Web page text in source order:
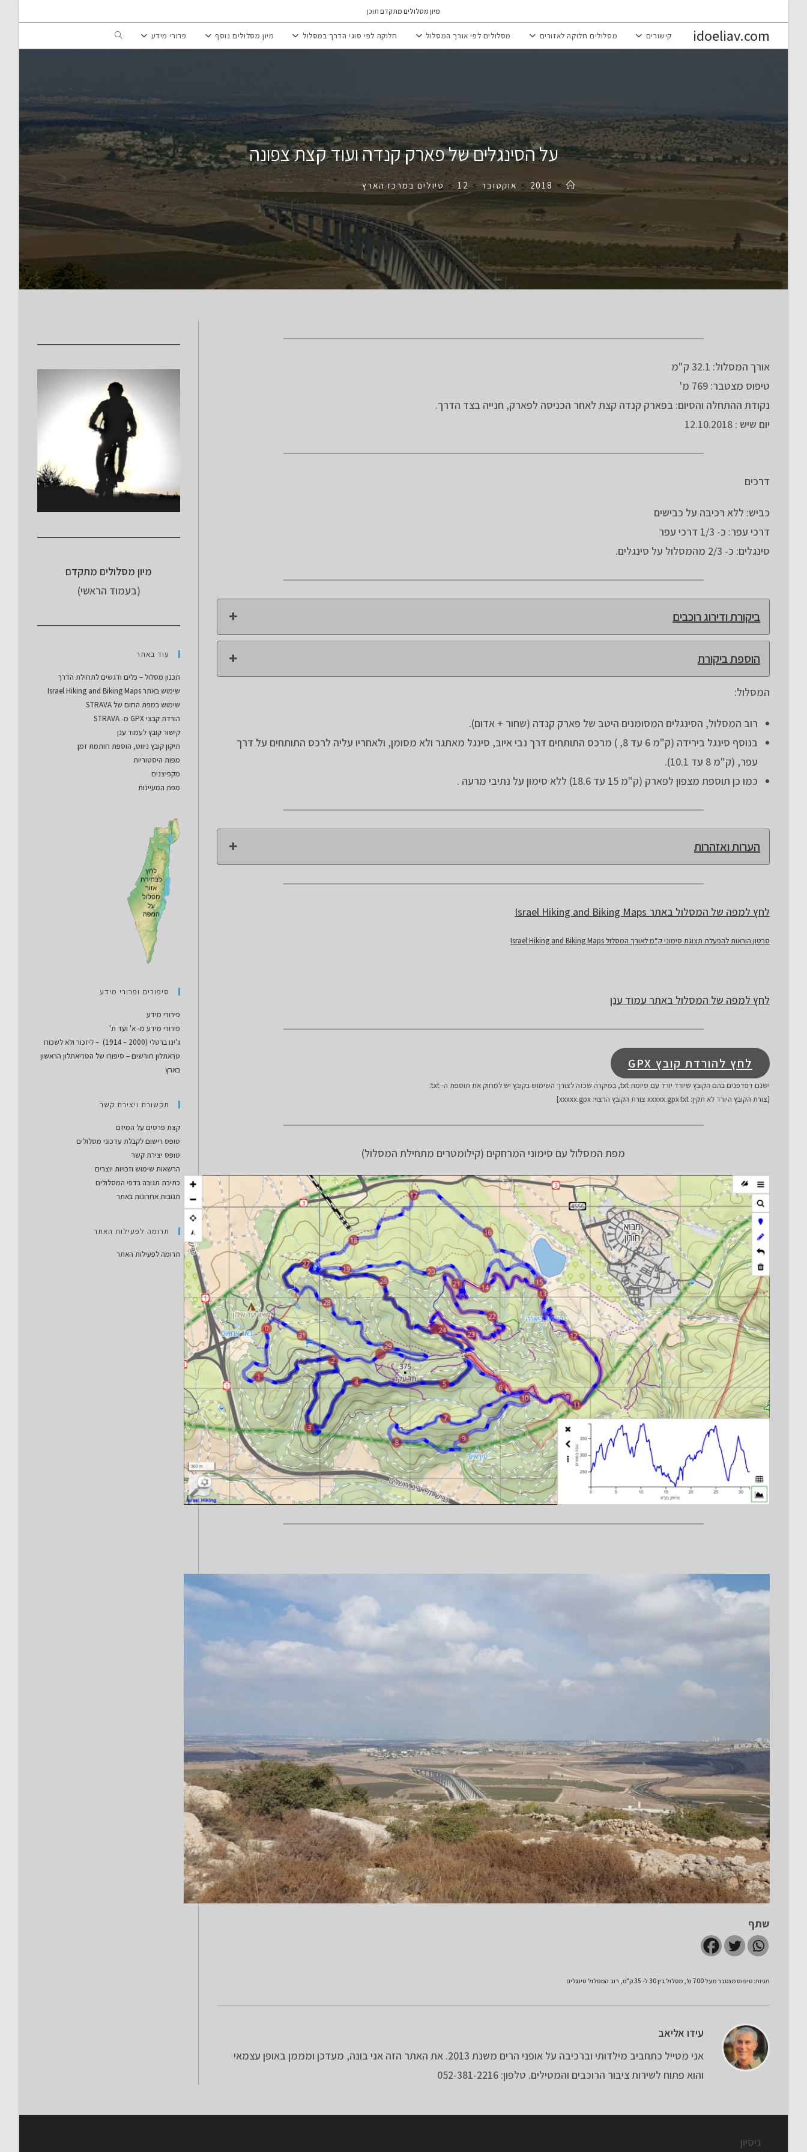
מיון מסלולים מתקדם תוכן
idoeliav.com קישורים מסלולים חלוקה לאזורים מסלולים לפי אורך המסלול חלוקה לפי סוגי הדרך במסלול מיון מסלולים נוסף פרורי מידע Toggle
על הסינגלים של פארק קנדה ועוד קצת צפונה
>
2018
> אוקטובר >
12
> טיולים במרכז הארץ
אורך המסלול: 32.1 ק"מ
טיפוס מצטבר: 769 מ'
נקודת ההתחלה והסיום: בפארק קנדה קצת לאחר הכניסה לפארק, חנייה בצד הדרך.
יום שיש : 12.10.2018
דרכים
כביש: ללא רכיבה על כבישים
דרכי עפר: כ- 1/3 דרכי עפר
סינגלים: כ- 2/3 מהמסלול על סינגלים.
ביקורת ודירוג רוכבים
הוספת ביקורת
המסלול:
רוב המסלול, הסינגלים המסומנים היטב של פארק קנדה (שחור + אדום).
בנוסף סינגל בירידה (ק"מ 6 עד 8, ) מרכס התותחים דרך נבי איוב, סינגל מאתגר ולא מסומן, ולאחריו עליה לרכס התותחים על דרך
עפר, (ק"מ 8 עד 10.1).
כמו כן תוספת מצפון לפארק (ק"מ 15 עד 18.6) ללא סימון על נתיבי מרעה .
הערות ואזהרות
לחץ למפה של המסלול באתר Israel Hiking and Biking Maps
סרטון הוראות להפעלת תצוגת סימוני ק“מ לאורך המסלול Israel Hiking and Biking Maps
לחץ למפה של המסלול באתר עמוד ענן
לחץ להורדת קובץ GPX
ישנם דפדפנים בהם הקובץ שיורד יורד עם סיומת txt, במיקרה שכזה לצורך השימוש בקובץ יש למחוק את תוספת ה- txt:
[צורת הקובץ היורד לא תקין: xxxxx.gpx.txt צורת הקובץ הרצוי: xxxxx.gpx]
מפת המסלול עם סימוני המרחקים (קילומטרים מתחילת המסלול)
שתף
תגיות: טיפוס מצטבר מעל 700 מ' מסלול בין 30 ל- 35 ק"מ רוב המסלול סינגלים
עידו אליאב
אני מטייל כתחביב מילדותי וברכיבה על אופני הרים משנת 2013. את האתר הזה אני בונה, מעדכן ומממן באופן עצמאי
והוא פתוח לשירות ציבור הרוכבים והמטילים. טלפון: 052-381-2216
מיון מסלולים מתקדם
(בעמוד הראשי)
עוד באתר
תכנון מסלול – כלים ודגשים לתחילת הדרך
שימוש באתר Israel Hiking and Biking Maps
שימוש במפת החום של STRAVA
הורדת קבצי GPX מ- STRAVA
קישור קובץ לעמוד ענן
תיקון קובץ ניווט, הוספת חותמת זמן
מפות היסטוריות
מקפיצנים
מפת המעיינות
סיפורים ופרורי מידע
פירורי מידע
פירורי מידע מ- א' ועד ת'
ג'ינו ברטלי (2000 – 1914) – ליזכור ולא לשכוח
טראתלון חורשים – סיפורו של הטריאתלון הראשון
בארץ
תקשורת ויצירת קשר
קצת פרטים על המיזם
טופס רישום לקבלת עדכוני מסלולים
טופס יצירת קשר
הרשאות שימוש וזכויות יוצרים
כתיבת תגובה בדפי המסלולים
תגובות אחרונות באתר
תרומה לפעילות האתר
תרומה לפעילות האתר
ניסיון